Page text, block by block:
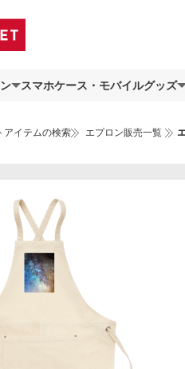
スマホケース・モバイルグッズ
アイテムの検索 エプロン販売一覧